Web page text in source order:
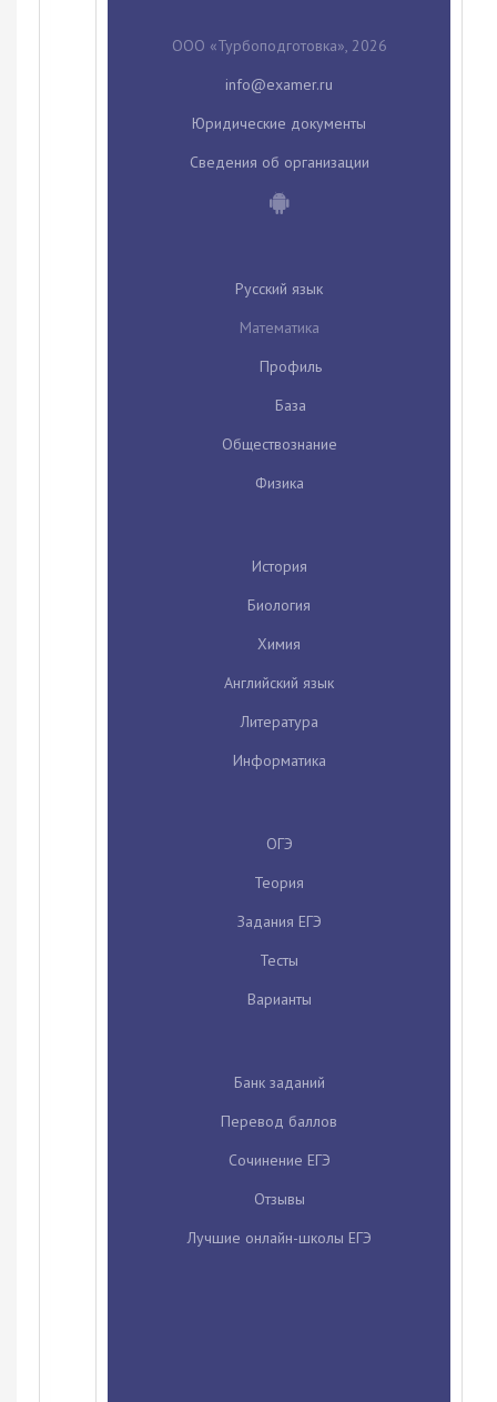
ООО «Турбоподготовка», 2026
Юридические документы
Сведения об организации
Русский язык
Математика
Профиль
База
Обществознание
Физика
История
Биология
Химия
Английский язык
Литература
Информатика
ОГЭ
Теория
Задания ЕГЭ
Тесты
Варианты
Банк заданий
Перевод баллов
Сочинение ЕГЭ
Отзывы
Лучшие онлайн-школы ЕГЭ